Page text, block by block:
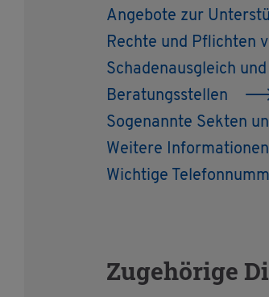
An­ge­bo­te zur
Rech­te und Pflich­ten
Scha­den­aus­gleich
Be­ra­tungs­stel­len
So­ge­nann­te Sek­ten
Wei­te­re
Wich­ti­ge
Zu­ge­hö­ri­ge